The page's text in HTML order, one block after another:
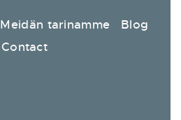
Meidän tarinamme
Blog
Contact